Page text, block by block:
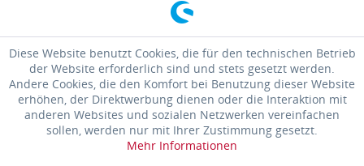
Diese Website benutzt Cookies, die für den technischen Betrieb
der Website erforderlich sind und stets gesetzt werden.
Andere Cookies, die den Komfort bei Benutzung dieser Website
erhöhen, der Direktwerbung dienen oder die Interaktion mit
anderen Websites und sozialen Netzwerken vereinfachen
sollen, werden nur mit Ihrer Zustimmung gesetzt.
Mehr Informationen